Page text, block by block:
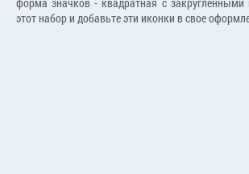
этот набор и добавьте эти иконки в свое